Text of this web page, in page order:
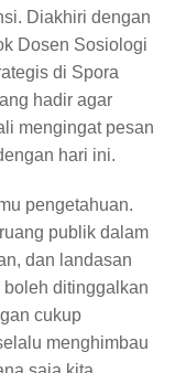
Diakhiri dengan
Dosen Sosiologi
di Spora
hadir agar
mengingat pesan
hari ini.
pengetahuan.
publik dalam
dan landasan
ditinggalkan
cukup
menghimbau